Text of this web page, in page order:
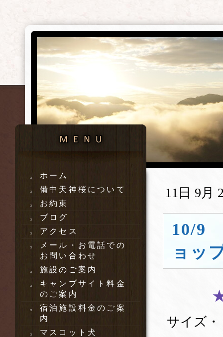
ホーム
備中天神桜について
お約束
ブログ
アクセス
メール・お電話での
お問い合わせ
施設のご案内
キャンプサイト料金
のご案内
宿泊施設料金のご案
内
マスコット犬
11日 9月
10/9
ョッ
サイズ